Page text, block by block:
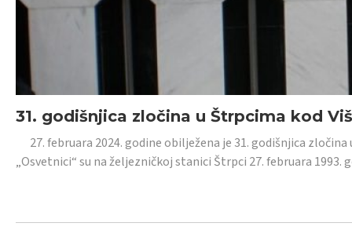
31. godišnjica zločina u Štrpcima kod
27. februara 2024. godine obilježena je 31. godišnjica
„Osvetnici“ su na željezničkoj stanici Štrpci 27. februara 1993.